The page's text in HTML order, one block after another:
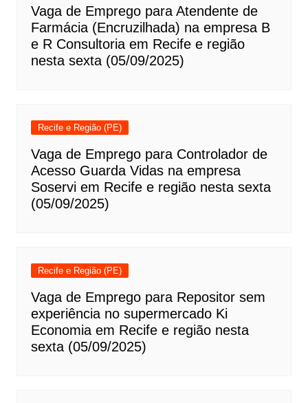
Vaga de Emprego para Atendente de
Farmácia (Encruzilhada) na empresa B
e R Consultoria em Recife e região
nesta sexta (05/09/2025)
Recife e Região (PE)
Vaga de Emprego para Controlador de
Acesso Guarda Vidas na empresa
Soservi em Recife e região nesta sexta
(05/09/2025)
Recife e Região (PE)
Vaga de Emprego para Repositor sem
experiência no supermercado Ki
Economia em Recife e região nesta
sexta (05/09/2025)